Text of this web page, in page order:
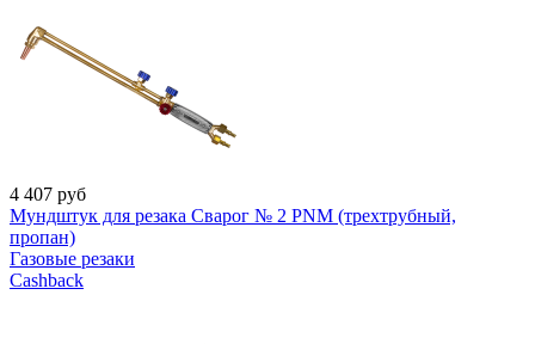
4 407 руб
Мундштук для резака Сварог № 2 PNM (трехтрубный,
пропан)
Газовые резаки
Cashback